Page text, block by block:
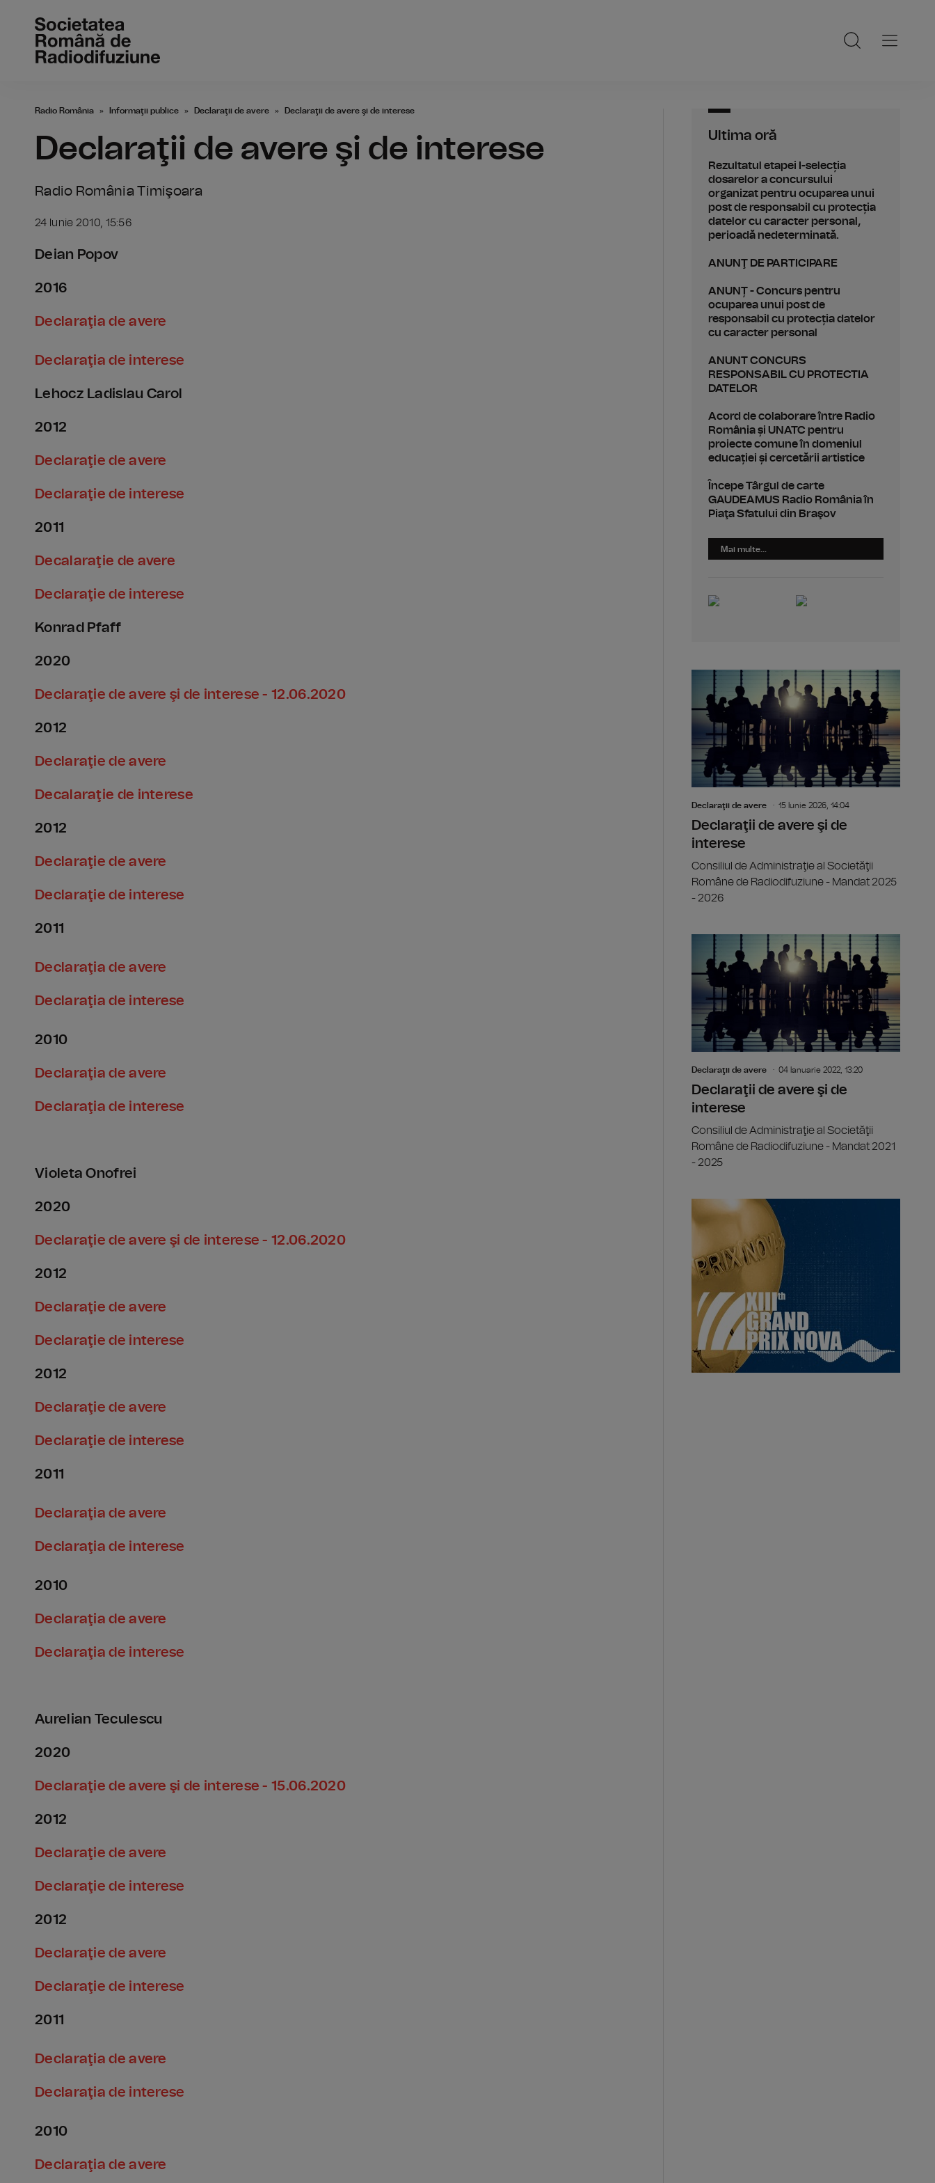
Radio România Informaţii publice Declaraţii de avere Declaraţii de avere şi de interese
Declaraţii de avere şi de interese
Radio România Timişoara
24 Iunie 2010, 15:56
Deian Popov
2016
Declaraţia de avere
Declaraţia de interese
Lehocz Ladislau Carol
2012
Declaraţie de avere
Declaraţie de interese
2011
Decalaraţie de avere
Declaraţie de interese
Konrad Pfaff
2020
Declaraţie de avere şi de interese - 12.06.2020
2012
Declaraţie de avere
Decalaraţie de interese
2012
Declaraţie de avere
Declaraţie de interese
2011
Declaraţia de avere
Declaraţia de interese
2010
Declaraţia de avere
Declaraţia de interese
Violeta Onofrei
2020
Declaraţie de avere şi de interese - 12.06.2020
2012
Declaraţie de avere
Declaraţie de interese
2012
Declaraţie de avere
Declaraţie de interese
2011
Declaraţia de avere
Declaraţia de interese
2010
Declaraţia de avere
Declaraţia de interese
Aurelian Teculescu
2020
Declaraţie de avere şi de interese - 15.06.2020
2012
Declaraţie de avere
Declaraţie de interese
2012
Declaraţie de avere
Declaraţie de interese
2011
Declaraţia de avere
Declaraţia de interese
2010
Declaraţia de avere
Ultima oră
Rezultatul etapei I-selecția
dosarelor a concursului
organizat pentru ocuparea unui
post de responsabil cu protecția
datelor cu caracter personal,
perioadă nedeterminată.
ANUNŢ DE PARTICIPARE
ANUNȚ - Concurs pentru
ocuparea unui post de
responsabil cu protecția datelor
cu caracter personal
ANUNT CONCURS
RESPONSABIL CU PROTECTIA
DATELOR
Acord de colaborare între Radio
România și UNATC pentru
proiecte comune în domeniul
educației și cercetării artistice
Începe Târgul de carte
GAUDEAMUS Radio România în
Piaţa Sfatului din Braşov
Mai multe...
Declaraţii de avere 15 Iunie 2026, 14:04
Declaraţii de avere şi de
interese
Consiliul de Administraţie al Societăţii
Române de Radiodifuziune - Mandat 2025
- 2026
Declaraţii de avere 04 Ianuarie 2022, 13:20
Declaraţii de avere şi de
interese
Consiliul de Administraţie al Societăţii
Române de Radiodifuziune - Mandat 2021
- 2025